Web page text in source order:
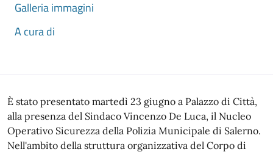
Galleria immagini
A cura di
Descrizione
È stato presentato martedì 23 giugno a Palazzo di Città,
alla presenza del Sindaco Vincenzo De Luca, il Nucleo
Operativo Sicurezza della Polizia Municipale di Salerno.
Nell'ambito della struttura organizzativa del Corpo di